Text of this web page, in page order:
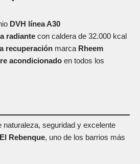
DVH línea A30
radiante con caldera de 32.000 kcal
recuperación marca Rheem
acondicionado en todos los
naturaleza, seguridad y excelente
El Rebenque, uno de los barrios más